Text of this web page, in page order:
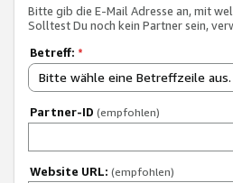
Bitte gib die E-Mail Adresse an, mit
Solltest Du noch kein Partner sein,
Betreff: *
Bitte wähle eine Betreffzeile aus.
Partner-ID (empfohlen)
Website URL: (empfohlen)